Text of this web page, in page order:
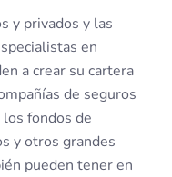
y privados y las
en
a crear su cartera
de seguros
fondos de
y otros grandes
pueden tener en